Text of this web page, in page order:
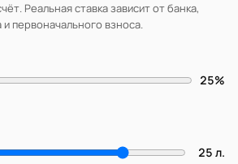
Реальная ставка зависит от банка,
первоначального взноса.
25%
25 л.